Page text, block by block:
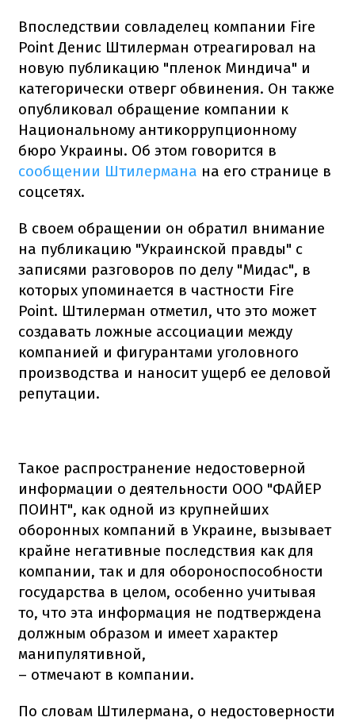
Впоследствии совладелец компании Fire
Point Денис Штилерман отреагировал на
новую публикацию "пленок Миндича" и
категорически отверг обвинения. Он также
опубликовал обращение компании к
Национальному антикоррупционному
бюро Украины. Об этом говорится в
сообщении Штилермана на его странице в
соцсетях.
В своем обращении он обратил внимание
на публикацию "Украинской правды" с
записями разговоров по делу "Мидас", в
которых упоминается в частности Fire
Point. Штилерман отметил, что это может
создавать ложные ассоциации между
компанией и фигурантами уголовного
производства и наносит ущерб ее деловой
репутации.
Такое распространение недостоверной
информации о деятельности ООО "ФАЙЕР
ПОИНТ", как одной из крупнейших
оборонных компаний в Украине, вызывает
крайне негативные последствия как для
компании, так и для обороноспособности
государства в целом, особенно учитывая
то, что эта информация не подтверждена
должным образом и имеет характер
манипулятивной,
– отмечают в компании.
По словам Штилермана, о недостоверности